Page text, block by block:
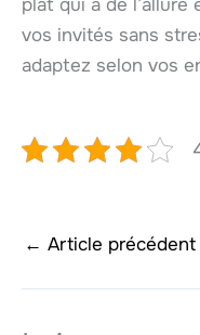
vos invités sans
adaptez selon vos
← Article précédent